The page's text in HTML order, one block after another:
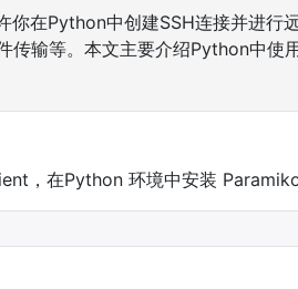
在Python中创建SSH连接并进行
传输等。本文主要介绍Python中使
，在Python 环境中安装 Paramiko